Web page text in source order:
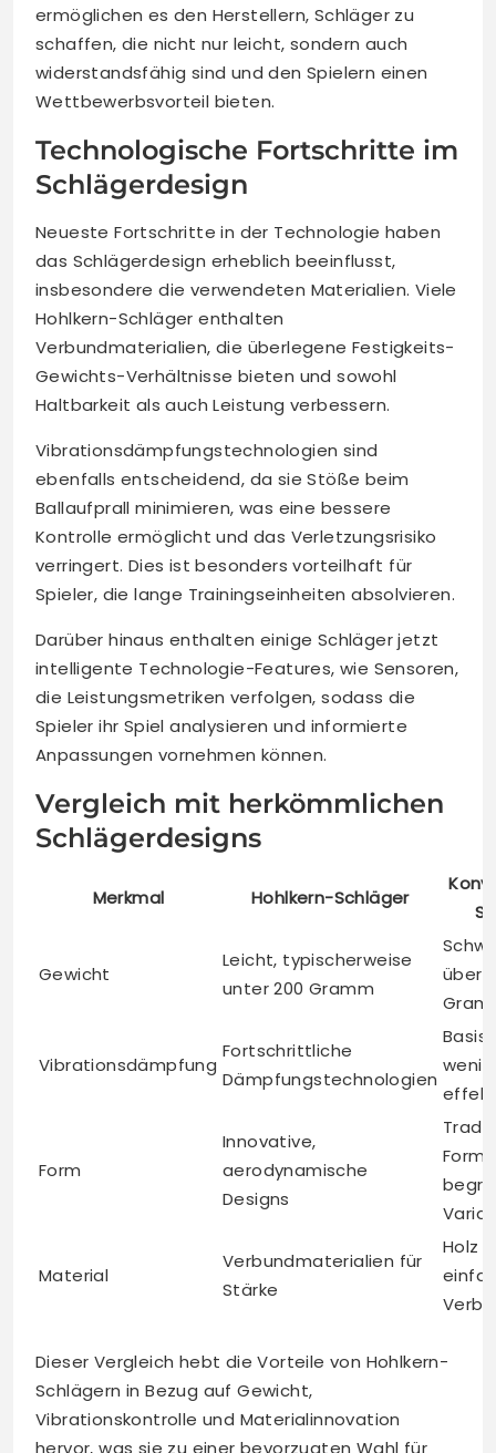
ermöglichen es den Herstellern, Schläger zu
schaffen, die nicht nur leicht, sondern auch
widerstandsfähig sind und den Spielern einen
Wettbewerbsvorteil bieten.
Technologische Fortschritte im
Schlägerdesign
Neueste Fortschritte in der Technologie haben
das Schlägerdesign erheblich beeinflusst,
insbesondere die verwendeten Materialien. Viele
Hohlkern-Schläger enthalten
Verbundmaterialien, die überlegene Festigkeits-
Gewichts-Verhältnisse bieten und sowohl
Haltbarkeit als auch Leistung verbessern.
Vibrationsdämpfungstechnologien sind
ebenfalls entscheidend, da sie Stöße beim
Ballaufprall minimieren, was eine bessere
Kontrolle ermöglicht und das Verletzungsrisiko
verringert. Dies ist besonders vorteilhaft für
Spieler, die lange Trainingseinheiten absolvieren.
Darüber hinaus enthalten einige Schläger jetzt
intelligente Technologie-Features, wie Sensoren,
die Leistungsmetriken verfolgen, sodass die
Spieler ihr Spiel analysieren und informierte
Anpassungen vornehmen können.
Vergleich mit herkömmlichen
Schlägerdesigns
Merkmal Hohlkern-Schläger
Gewicht
Leicht, typischerweise
unter 200 Gramm
über
Vibrationsdämpfung
Fortschrittliche
Dämpfungstechnologien
Form
Innovative,
aerodynamische
Designs
Material
Verbundmaterialien für
Stärke
Holz
Dieser Vergleich hebt die Vorteile von Hohlkern-
Schlägern in Bezug auf Gewicht,
Vibrationskontrolle und Materialinnovation
hervor, was sie zu einer bevorzugten Wahl für